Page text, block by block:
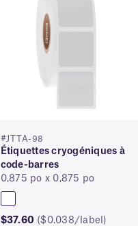
#JTTA-98
Étiquettes cryogéniques à
code-barres
0,875 po x 0,875 po
$37.60 ($0.038/label)